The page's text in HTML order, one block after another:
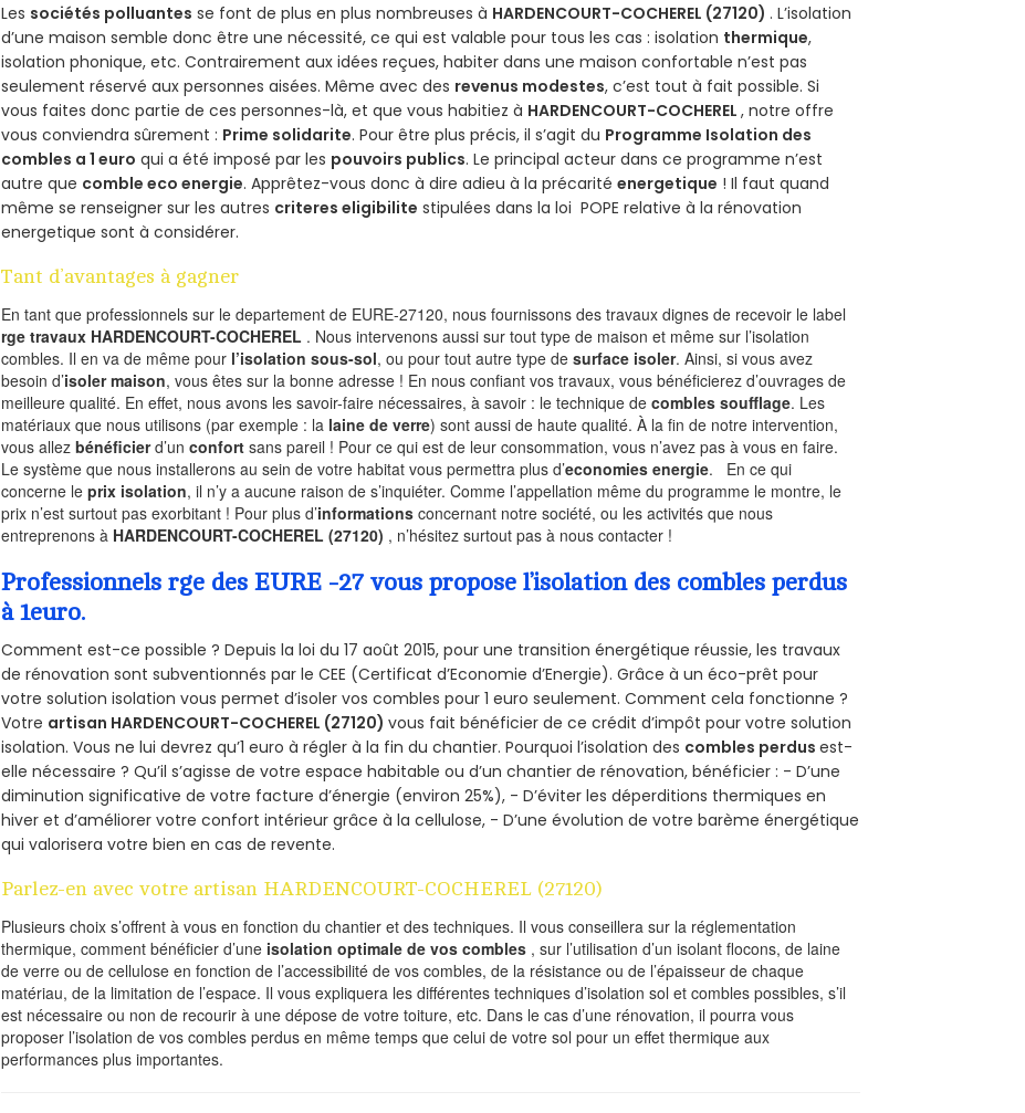
Les sociétés polluantes se font de plus en plus nombreuses à HARDENCOURT-COCHEREL (27120) . L’isolation
d’une maison semble donc être une nécessité, ce qui est valable pour tous les cas : isolation thermique,
isolation phonique, etc. Contrairement aux idées reçues, habiter dans une maison confortable n’est pas
seulement réservé aux personnes aisées. Même avec des revenus modestes, c’est tout à fait possible. Si
vous faites donc partie de ces personnes-là, et que vous habitiez à HARDENCOURT-COCHEREL, notre offre
vous conviendra sûrement : Prime solidarite. Pour être plus précis, il s’agit du Programme Isolation des
combles a 1 euro qui a été imposé par les pouvoirs publics. Le principal acteur dans ce programme n’est
autre que comble eco energie. Apprêtez-vous donc à dire adieu à la précaritéenergetique ! Il faut quand
même se renseigner sur les autres criteres eligibilite stipulées dans la loi POPE relative à la rénovation
energetique sont à considérer.
Tant d’avantages à gagner
En tant que professionnels sur le departement de EURE-27120, nous fournissons des travaux dignes de recevoir le label
rge travaux HARDENCOURT-COCHEREL . Nous intervenons aussi sur tout type de maison et même sur l’isolation
combles. Il en va de même pour l’isolation sous-sol, ou pour tout autre type desurface isoler. Ainsi, si vous avez
besoin d’isoler maison, vous êtes sur la bonne adresse ! En nous confiant vos travaux, vous bénéficierez d’ouvrages de
meilleure qualité. En effet, nous avons les savoir-faire nécessaires, à savoir : le technique decombles soufflage. Les
matériaux que nous utilisons (par exemple : la laine de verre) sont aussi de haute qualité. À la fin de notre intervention,
vous allezbénéficierd’unconfort sans pareil ! Pour ce qui est de leur consommation, vous n’avez pas à vous en faire.
Le système que nous installerons au sein de votre habitat vous permettra plus d’economies energie. En ce qui
concerne leprix isolation, il n’y a aucune raison de s’inquiéter. Comme l’appellation même du programme le montre, le
prix n’est surtout pas exorbitant ! Pour plus d’informations concernant notre société, ou les activités que nous
entreprenons à HARDENCOURT-COCHEREL (27120) , n’hésitez surtout pas à nous contacter !
Professionnels rge des EURE -27 vous propose l’isolation des combles perdus
à 1euro.
Comment est-ce possible ? Depuis la loi du 17 août 2015, pour une transition énergétique réussie, les travaux
de rénovation sont subventionnés par le CEE (Certificat d’Economie d’Energie). Grâce à un éco-prêt pour
votre solution isolation vous permet d’isoler vos combles pour 1 euro seulement. Comment cela fonctionne ?
Votre artisan HARDENCOURT-COCHEREL (27120)vous fait bénéficier de ce crédit d’impôt pour votre solution
isolation. Vous ne lui devrez qu’1 euro à régler à la fin du chantier. Pourquoi l’isolation des combles perdusest-
elle nécessaire ? Qu’il s’agisse de votre espace habitable ou d’un chantier de rénovation, bénéficier : - D’une
diminution significative de votre facture d’énergie (environ 25%), - D’éviter les déperditions thermiques en
hiver et d’améliorer votre confort intérieur grâce à la cellulose, - D’une évolution de votre barème énergétique
qui valorisera votre bien en cas de revente.
Parlez-en avec votre artisan HARDENCOURT-COCHEREL (27120)
Plusieurs choix s’offrent à vous en fonction du chantier et des techniques. Il vous conseillera sur la réglementation
thermique, comment bénéficier d’une isolation optimale de vos combles , sur l’utilisation d’un isolant flocons, de laine
de verre ou de cellulose en fonction de l’accessibilité de vos combles, de la résistance ou de l’épaisseur de chaque
matériau, de la limitation de l’espace. Il vous expliquera les différentes techniques d’isolation sol et combles possibles, s’il
est nécessaire ou non de recourir à une dépose de votre toiture, etc. Dans le cas d’une rénovation, il pourra vous
proposer l’isolation de vos combles perdus en même temps que celui de votre sol pour un effet thermique aux
performances plus importantes.